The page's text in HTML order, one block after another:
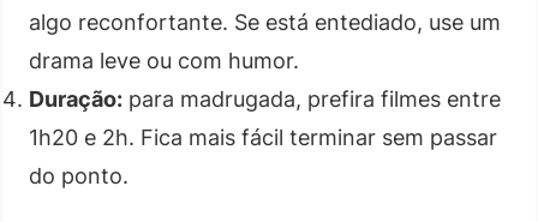
algo reconfortante. Se está entediado, use um
drama leve ou com humor.
Duração: para madrugada, prefira filmes entre
1h20 e 2h. Fica mais fácil terminar sem passar
do ponto.